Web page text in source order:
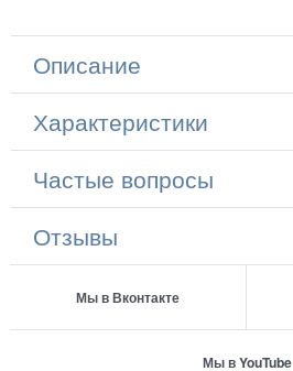
Описание
Характеристики
Частые вопросы
Отзывы
Мы в Вконтакте
Мы в YouTube